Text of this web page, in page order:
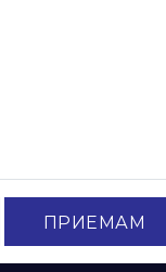
ПРИЕМАМ